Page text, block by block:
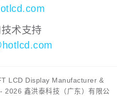
术支持
LCD Display Manufacturer &
鑫洪泰科技（广东）有限公